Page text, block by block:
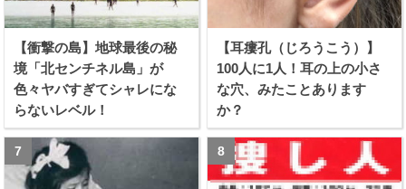
【衝撃の島】地球最後の秘
境「北センチネル島」が
色々ヤバすぎてシャレにな
らないレベル！
【耳瘻孔（じろうこう）】
100人に1人！耳の上の小さ
な穴、みたことあります
か？